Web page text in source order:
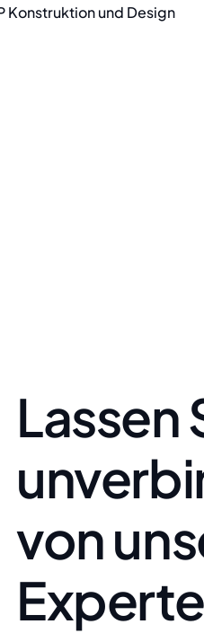
Lassen
von